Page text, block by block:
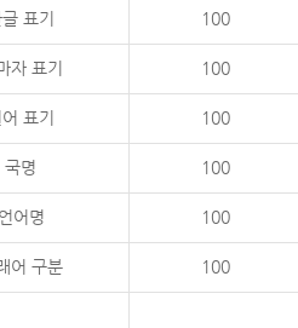
표기 100
자 표기 100
표기 100
국명 100
언어명 100
어 구분 100